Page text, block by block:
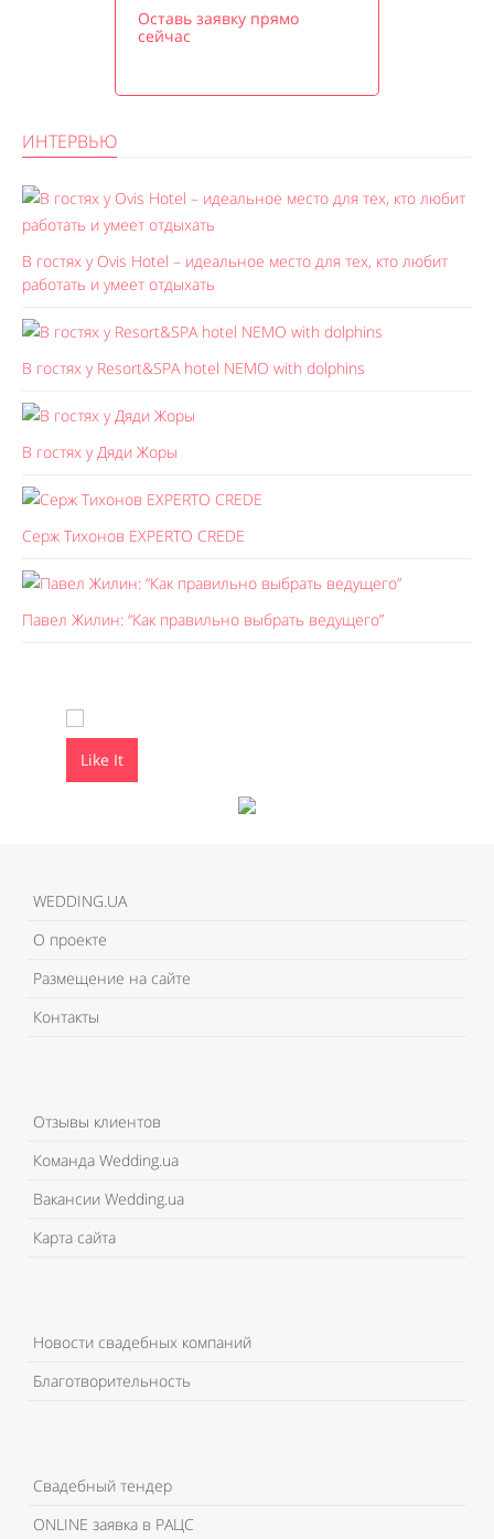
Оставь заявку прямо
сейчас
ИНТЕРВЬЮ
В гостях у Ovis Hotel – идеальное место для тех, кто любит
работать и умеет отдыхать
В гостях у Resort&SPA hotel NEMO with dolphins
В гостях у Дяди Жоры
Серж Тихонов EXPERTO CREDE
Павел Жилин: “Как правильно выбрать ведущего”
Like It
WEDDING.UA
О проекте
Размещение на сайте
Контакты
Отзывы клиентов
Команда Wedding.ua
Вакансии Wedding.ua
Карта сайта
Новости свадебных компаний
Благотворительность
Свадебный тендер
ONLINE заявка в РАЦС